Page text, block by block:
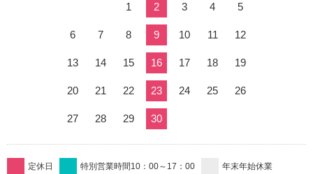
1
2 3 4 5
6 7 8 9 10 11 12
13 14 15 16 17 18 19
20 21 22 23 24 25 26
27 28 29 30
定休日 特別営業時間10：00～17：00 年末年始休業